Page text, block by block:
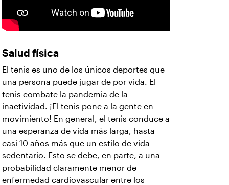
Salud física
El tenis es uno de los únicos deportes que
una persona puede jugar de por vida. El
tenis combate la pandemia de la
inactividad. ¡El tenis pone a la gente en
movimiento! En general, el tenis conduce a
una esperanza de vida más larga, hasta
casi 10 años más que un estilo de vida
sedentario. Esto se debe, en parte, a una
probabilidad claramente menor de
enfermedad cardiovascular entre los